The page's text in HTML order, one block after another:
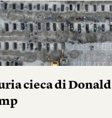
cieca di Donald